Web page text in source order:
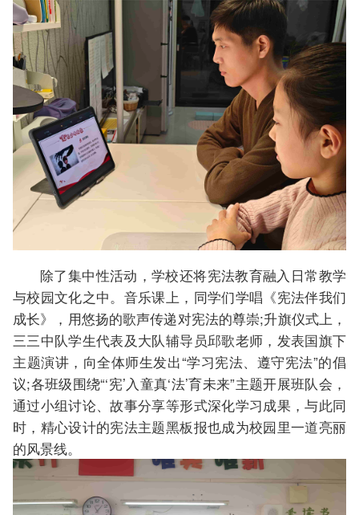
除了集中性活动，学校还将宪法教育融入日常教学
与校园文化之中。音乐课上，同学们学唱《宪法伴我们
成长》，用悠扬的歌声传递对宪法的尊崇;升旗仪式上，
三三中队学生代表及大队辅导员邱歌老师，发表国旗下
主题演讲，向全体师生发出“学习宪法、遵守宪法”的倡
议;各班级围绕“‘宪’入童真‘法’育未来”主题开展班队会，
通过小组讨论、故事分享等形式深化学习成果，与此同
时，精心设计的宪法主题黑板报也成为校园里一道亮丽
的风景线。